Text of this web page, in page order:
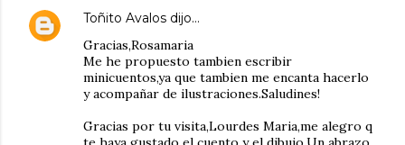
Toñito Avalos dijo…
Gracias,Rosamaria
Me he propuesto tambien escribir
minicuentos,ya que tambien me encanta hacerlo
y acompañar de ilustraciones.Saludines!
Gracias por tu visita,Lourdes Maria,me alegro q